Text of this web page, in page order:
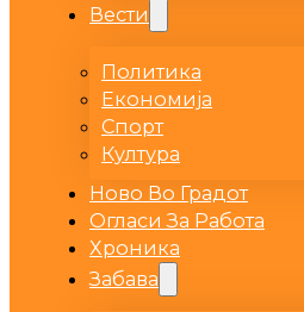
Вести
Политика
Економија
Спорт
Култура
Ново Во Градот
Огласи За Работа
Хроника
Забава